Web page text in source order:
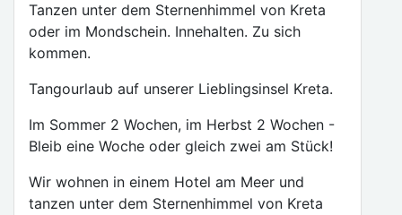
Tanzen unter dem Sternenhimmel von Kreta
oder im Mondschein. Innehalten. Zu sich
kommen.
Tangourlaub auf unserer Lieblingsinsel Kreta.
Im Sommer 2 Wochen, im Herbst 2 Wochen -
Bleib eine Woche oder gleich zwei am Stück!
Wir wohnen in einem Hotel am Meer und
tanzen unter dem Sternenhimmel von Kreta